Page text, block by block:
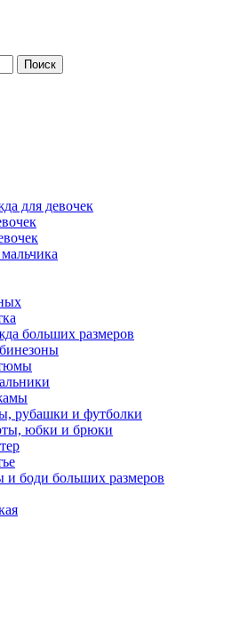
Поиск
для девочек
больших размеров
рубашки и футболки
юбки и брюки
и боди больших размеров